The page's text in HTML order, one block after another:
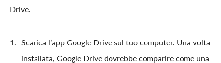
Drive.
Scarica l’app Google Drive sul tuo computer. Una volta
installata, Google Drive dovrebbe comparire come una